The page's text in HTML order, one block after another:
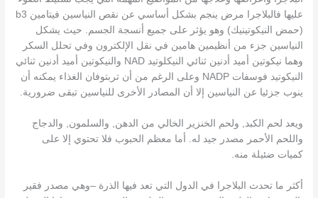
عليها فالبلاجرا مرض ينجم بشكل أساسي عن نقص النياسين فيتامين b3
(حمض النيكوتينيك) وهو يؤثر على جميع أنسجة الجسم. حيث يشكل
النياسين جزء من أنظيمين هامين في نقل الإلكترون وفي تحلل السكر
وهما نيكوتين أميد أدنين ثنائي النيكلوتيد NAD والنيكوتين أميد أدنين ثنائي
النيكوتيد فوسفات NADP وعلى الرغم من أن تربتوفان الغذاء يمكنه أن
ينوب جزئيا عن النياسين إلا أن المصادر الأخرى للنياسين تبقى ضرورية.
ويعد لحم الكبد, ولحم الخنزير الخالي من الدهن, والسلمون, والدجاج
واللحم الأحمر مصدر جيد له. أما معظم الحبوب فلا تحتوي إلا على
كميات ضئيلة منه.
أكثر ما تحدث البلاجرا في الدول التي تعد فيها الذرة –وهي مصدر فقير